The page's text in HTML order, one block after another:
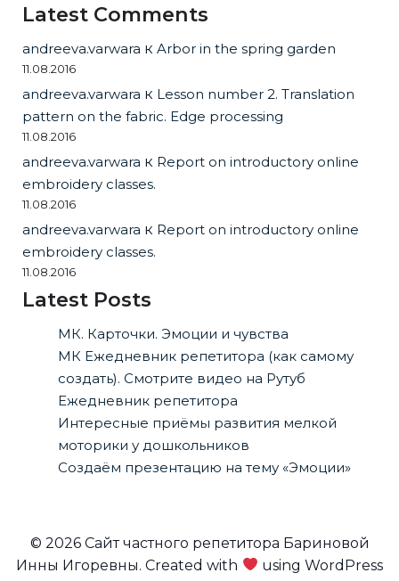
Latest Comments
andreeva.varwara к Arbor in the spring garden
11.08.2016
andreeva.varwara к Lesson number 2. Translation
pattern on the fabric. Edge processing
11.08.2016
andreeva.varwara к Report on introductory online
embroidery classes.
11.08.2016
andreeva.varwara к Report on introductory online
embroidery classes.
11.08.2016
Latest Posts
МК. Карточки. Эмоции и чувства
МК Ежедневник репетитора (как самому
создать). Смотрите видео на Рутуб
Ежедневник репетитора
Интересные приёмы развития мелкой
моторики у дошкольников
Создаём презентацию на тему «Эмоции»
© 2026 Сайт частного репетитора Бариновой
Инны Игоревны. Created with
using WordPress